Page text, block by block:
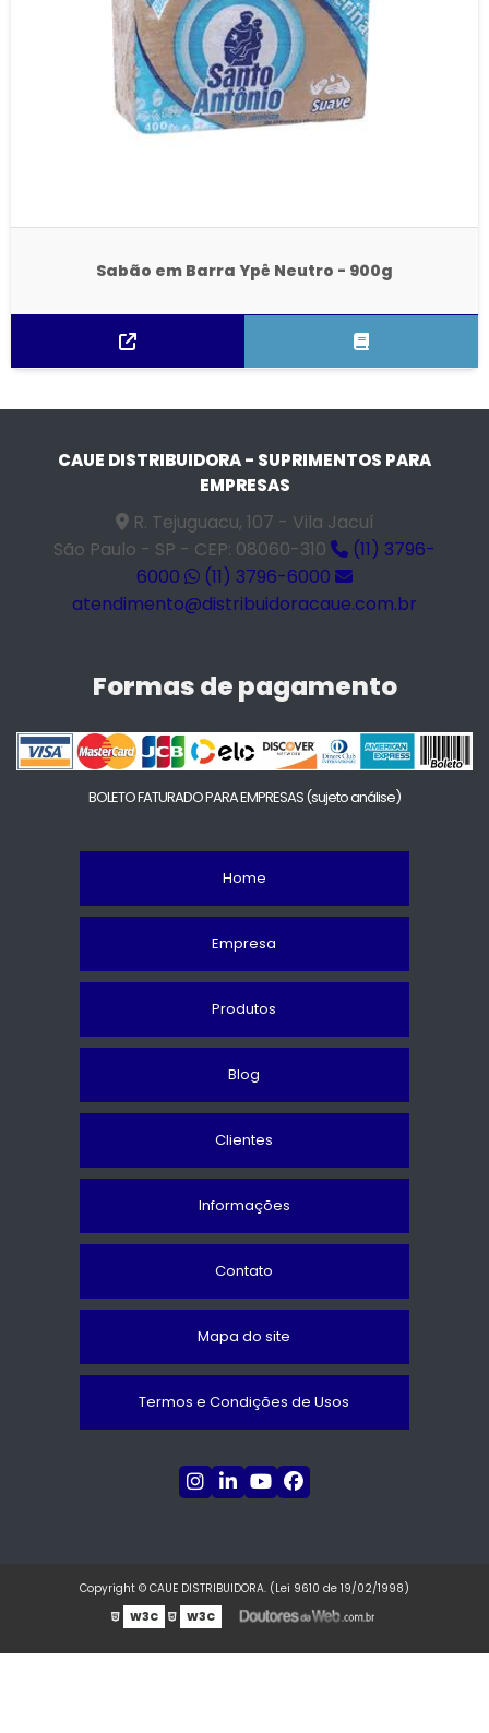
Sabão em Barra Ypê Neutro - 900g
CAUE DISTRIBUIDORA - SUPRIMENTOS PARA
EMPRESAS
R. Tejuguacu, 107 - Vila Jacuí
São Paulo - SP - CEP: 08060-310
(11) 3796-
6000
(11) 3796-6000
atendimento@distribuidoracaue.com.br
Formas de pagamento
BOLETO FATURADO PARA EMPRESAS(sujeto análise)
Home
Empresa
Produtos
Blog
Clientes
Informações
Contato
Mapa do site
Termos e Condições de Usos
Copyright © CAUE DISTRIBUIDORA. (Lei 9610 de 19/02/1998)
W3C
W3C